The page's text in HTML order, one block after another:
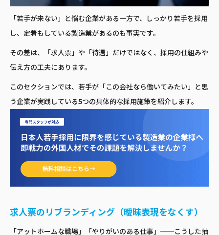
「若手が来ない」と悩む企業がある一方で、しっかり若手を採用
し、定着もしている製造業があるのも事実です。
その差は、「求人票」や「待遇」だけではなく、採用の仕組みや
伝え方の工夫にあります。
このセクションでは、若手が「この会社なら働いてみたい」と思
う企業が実践している5つの具体的な採用施策を紹介します。
求人票のリブランディング（曖昧表現をなくす）
「アットホームな職場」「やりがいのある仕事」──こうした抽